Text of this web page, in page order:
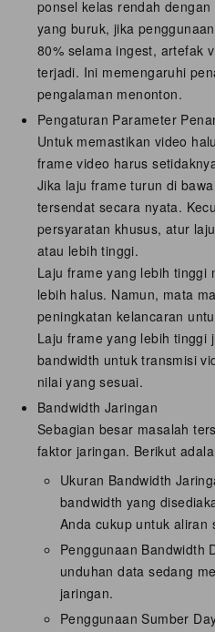
ponsel kelas rendah
yang buruk, jika
80% selama ingest, artefak
terjadi. Ini memengaruhi
pengalaman menonton.
Pengaturan Parameter
Untuk memastikan video
frame video harus
Jika laju frame turun di
tersendat secara nyata.
persyaratan khusus, atur
atau lebih tinggi.
Laju frame yang lebih tinggi
lebih halus. Namun, mata
peningkatan kelancaran
Laju frame yang lebih tinggi
bandwidth untuk transmisi
nilai yang sesuai.
Bandwidth Jaringan
Sebagian besar masalah
faktor jaringan. Berikut
Ukuran Bandwidth
bandwidth yang
Anda cukup untuk aliran
Penggunaan Bandwidth
unduhan data sedang
jaringan.
Penggunaan Sumber